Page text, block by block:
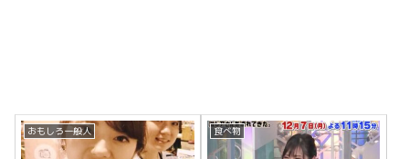
おもしろ一般人 食べ物